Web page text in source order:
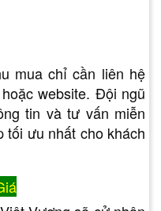
mua chỉ cần liên hệ
website. Đội ngũ
tin và tư vấn miễn
tối ưu nhất cho khách